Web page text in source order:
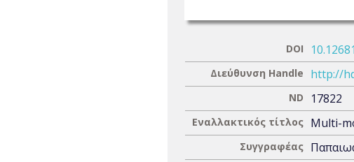
DOI
Διεύθυνση Handle http://
ND 17822
Εναλλακτικός τίτλος Multi-
Συγγραφέας